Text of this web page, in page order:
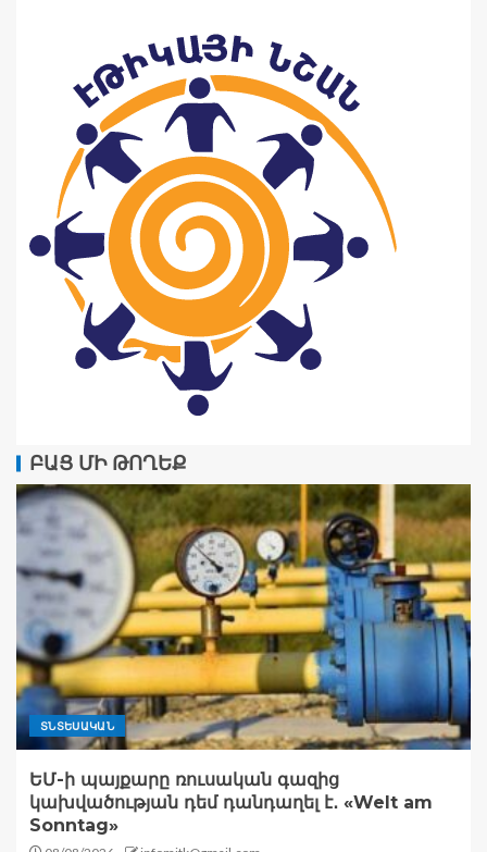
ԲԱՑ ՄԻ ԹՈՂԵՔ
ՏՆՏԵՍԱԿԱՆ
ԵՄ-ի պայքարը ռուսական գազից
կախվածության դեմ դանդաղել է․ «Welt am
Sonntag»